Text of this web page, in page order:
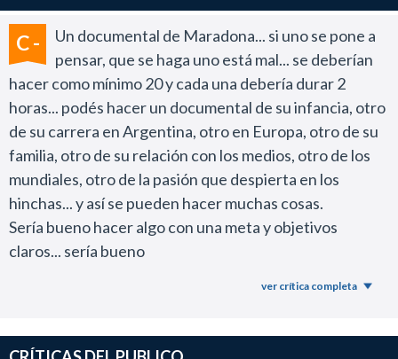
C -
Un documental de Maradona... si uno se pone a
pensar, que se haga uno está mal... se deberían
hacer como mínimo 20 y cada una debería durar 2
horas... podés hacer un documental de su infancia, otro
de su carrera en Argentina, otro en Europa, otro de su
familia, otro de su relación con los medios, otro de los
mundiales, otro de la pasión que despierta en los
hinchas... y así se pueden hacer muchas cosas.
Sería bueno hacer algo con una meta y objetivos
claros... sería bueno
ni por asomo. Por ejemplo de Italia 90 no hay nada... de
ver crítica completa